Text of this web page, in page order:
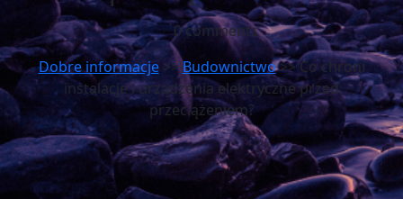
0 comments
Dobre informacje>>Budownictwo>> Co chroni
instalacje i urządzenia elektryczne przed
przeciążeniem?